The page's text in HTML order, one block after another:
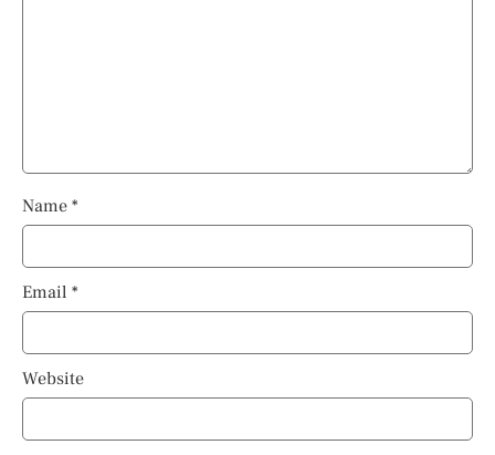
Name *
Email *
Website